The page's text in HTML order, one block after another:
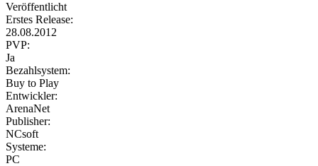
Veröffentlicht
Erstes Release:
28.08.2012
PVP:
Ja
Bezahlsystem:
Buy to Play
Entwickler:
ArenaNet
Publisher:
NCsoft
Systeme:
PC